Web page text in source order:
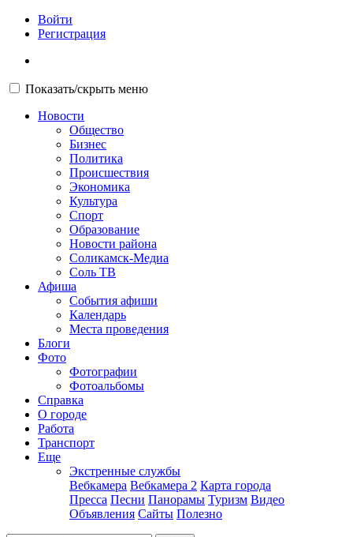
Войти
Регистрация
Показать/скрыть меню
Новости
Общество
Бизнес
Политика
Происшествия
Экономика
Культура
Спорт
Образование
Новости района
Соликамск-Медиа
Соль ТВ
Афиша
События афиши
Календарь
Места проведения
Блоги
Фото
Фотографии
Фотоальбомы
Справка
О городе
Работа
Транспорт
Еще
Экстренные службы
Вебкамера Вебкамера 2 Карта города
Пресса Песни Панорамы Туризм Видео
Объявления Сайты Полезно